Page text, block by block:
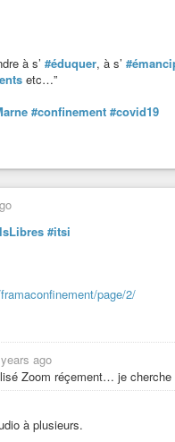
dans le couple.
à s’ #éduquer, à s’
etc…”
#confinement #covid19
#itsi
page/2/
ago
Zoom réçement… je
à plusieurs.